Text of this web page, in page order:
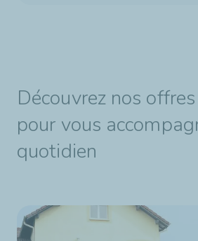
Découvrez nos
pour vous
quotidien